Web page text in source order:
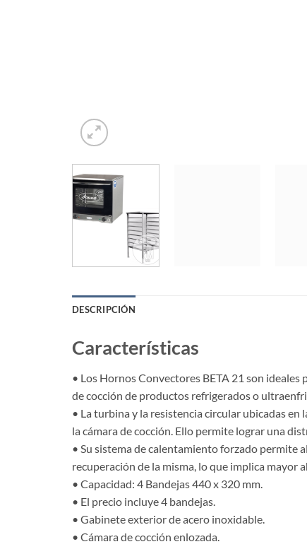
DESCRIPCIÓN
Características
• Los Hornos Convectores BETA 21 son
de cocción de productos refrigerados o
• La turbina y la resistencia circular ubicadas
la cámara de cocción. Ello permite lograr una
• Su sistema de calentamiento forzado permite
recuperación de la misma, lo que implica mayor
• Capacidad: 4 Bandejas 440 x 320 mm.
• El precio incluye 4 bandejas.
• Gabinete exterior de acero inoxidable.
• Cámara de cocción enlozada.